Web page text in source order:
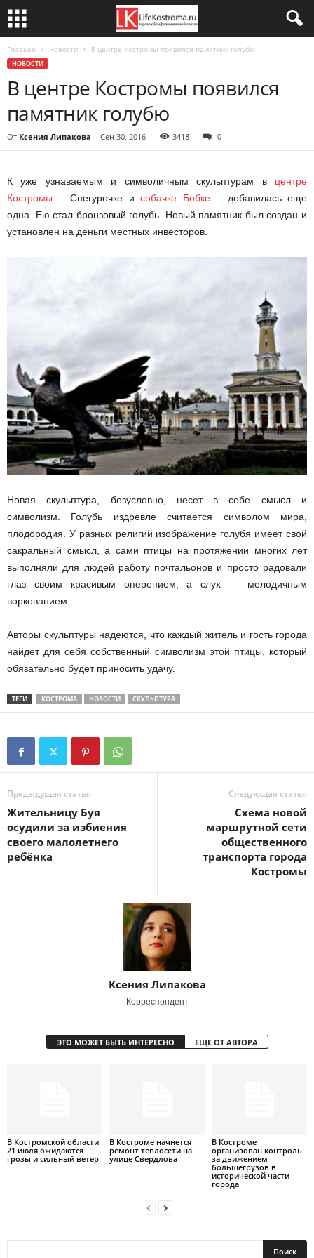
Главная Новости В центре Костромы появился памятник голубю
НОВОСТИ
В центре Костромы появился
памятник голубю
От Ксения Липакова - Сен 30, 2016 3418 0
К уже узнаваемым и символичным скульптурам в центре
Костромы – Снегурочке и собачке Бобке– добавилась еще
одна. Ею стал бронзовый голубь. Новый памятник был создан и
установлен на деньги местных инвесторов.
Новая скульптура, безусловно, несет в себе смысл и
символизм. Голубь издревле считается символом мира,
плодородия. У разных религий изображение голубя имеет свой
сакральный смысл, а сами птицы на протяжении многих лет
выполняли для людей работу почтальонов и просто радовали
глаз своим красивым оперением, а слух — мелодичным
воркованием.
Авторы скульптуры надеются, что каждый житель и гость города
найдет для себя собственный символизм этой птицы, который
обязательно будет приносить удачу.
ТЕГИ КОСТРОМА НОВОСТИ СКУЛЬПТУРА
Предыдущая статья
Жительницу Буя
осудили за избиения
своего малолетнего
ребёнка
Следующая статья
Схема новой
маршрутной сети
общественного
транспорта города
Костромы
Ксения Липакова
Корреспондент
ЭТО МОЖЕТ БЫТЬ ИНТЕРЕСНО ЕЩЕ ОТ АВТОРА
В Костромской области
21 июля ожидаются
грозы и сильный ветер
В Костроме начнется
ремонт теплосети на
улице Свердлова
В Костроме
организован контроль
за движением
большегрузов в
исторической части
города